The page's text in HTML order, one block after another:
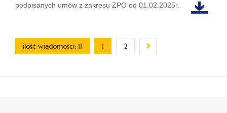
podpisanych umów z zakresu ZPO od 01.02.2025r.
ilość wiadomości: 11 1 2